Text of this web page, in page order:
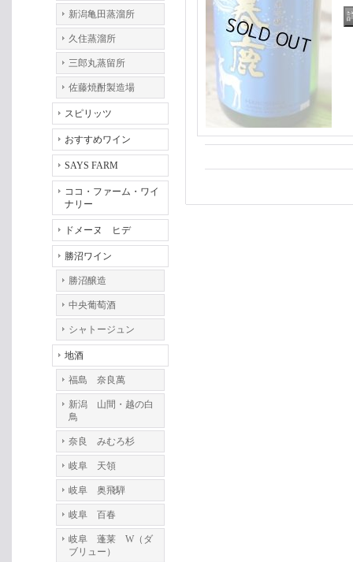
新潟亀田蒸溜所
久住蒸溜所
三郎丸蒸留所
佐藤焼酎製造場
スピリッツ
おすすめワイン
SAYS FARM
ココ・ファーム・ワイ
ナリー
ドメーヌ ヒデ
勝沼ワイン
勝沼醸造
中央葡萄酒
シャトージュン
地酒
福島 奈良萬
新潟 山間・越の白
鳥
奈良 みむろ杉
岐阜 天領
岐阜 奥飛騨
岐阜 百春
岐阜 蓬莱 W（ダ
ブリュー）